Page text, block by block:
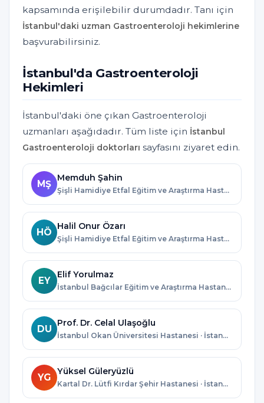
kapsamında erişilebilir durumdadır. Tanı için
İstanbul'daki uzman Gastroenteroloji hekimlerine
başvurabilirsiniz.
İstanbul'da Gastroenteroloji
Hekimleri
İstanbul'daki öne çıkan Gastroenteroloji
uzmanları aşağıdadır. Tüm liste için İstanbul
Gastroenteroloji doktorları sayfasını ziyaret edin.
MŞ
Memduh Şahin
Şişli Hamidiye Etfal Eğitim ve Araştırma Hastanesi · İstanbul
HÖ
Halil Onur Özarı
Şişli Hamidiye Etfal Eğitim ve Araştırma Hastanesi · İstanbul
EY
Elif Yorulmaz
İstanbul Bağcılar Eğitim ve Araştırma Hastanesi · İstanbul
DU
Prof. Dr. Celal Ulaşoğlu
İstanbul Okan Üniversitesi Hastanesi · İstanbul
YG
Yüksel Güleryüzlü
Kartal Dr. Lütfi Kırdar Şehir Hastanesi · İstanbul